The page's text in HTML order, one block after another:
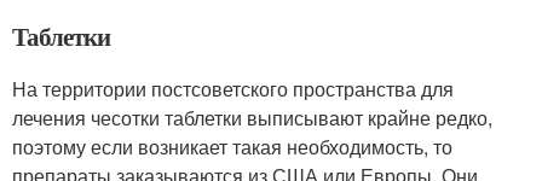
Таблетки
На территории постсоветского пространства для
лечения чесотки таблетки выписывают крайне редко,
поэтому если возникает такая необходимость, то